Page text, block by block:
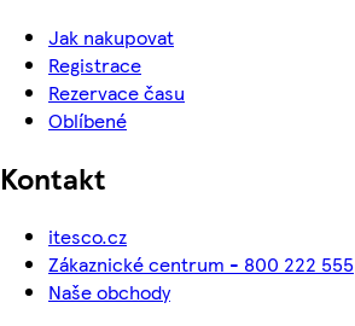
Jak nakupovat
Registrace
Rezervace času
Oblíbené
Kontakt
itesco.cz
Zákaznické centrum - 800 222 555
Naše obchody